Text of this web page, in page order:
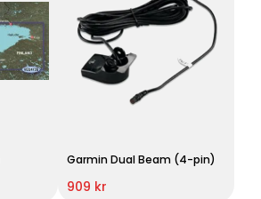
Garmin Dual Beam (4-pin)
909 kr